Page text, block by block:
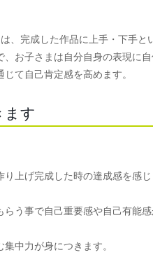
、完成した作品に上手・下手
お子さまは自分自身の表現に
て自己肯定感を高めます。
ます
上げ完成した時の達成感を感じ
う事で自己重要感や自己有能感
中力が身につきます。